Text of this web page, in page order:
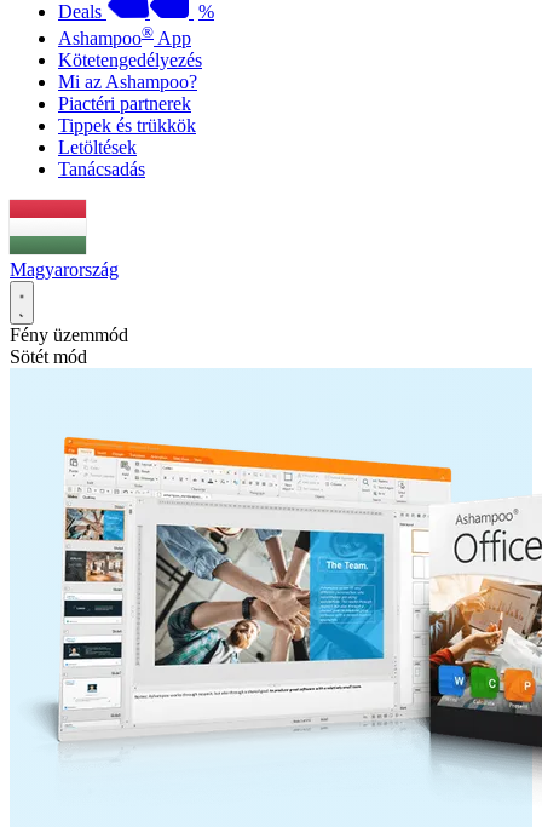
Deals
%
Ashampoo® App
Kötetengedélyezés
Mi az Ashampoo?
Piactéri partnerek
Tippek és trükkök
Letöltések
Tanácsadás
Magyarország
Fény üzemmód
Sötét mód